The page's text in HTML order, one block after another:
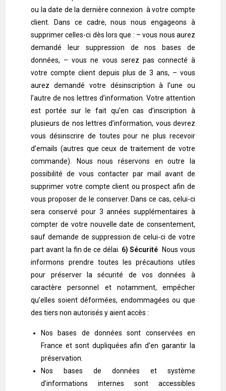
ou la date de la dernière connexion à votre compte
client. Dans ce cadre, nous nous engageons à
supprimer celles-ci dès lors que : – vous nous aurez
demandé leur suppression de nos bases de
données, – vous ne vous serez pas connecté à
votre compte client depuis plus de 3 ans, – vous
aurez demandé votre désinscription à l’une ou
l’autre de nos lettres d’information. Votre attention
est portée sur le fait qu’en cas d’inscription à
plusieurs de nos lettres d’information, vous devrez
vous désinscrire de toutes pour ne plus recevoir
d’emails (autres que ceux de traitement de votre
commande). Nous nous réservons en outre la
possibilité de vous contacter par mail avant de
supprimer votre compte client ou prospect afin de
vous proposer de le conserver. Dans ce cas, celui-ci
sera conservé pour 3 années supplémentaires à
compter de votre nouvelle date de consentement,
sauf demande de suppression de celui-ci de votre
part avant la fin de ce délai. 6) Sécurité
Nous vous
informons prendre toutes les précautions utiles
pour préserver la sécurité de vos données à
caractère personnel et notamment, empêcher
qu’elles soient déformées, endommagées ou que
des tiers non autorisés y aient accès :
Nos bases de données sont conservées en
France et sont dupliquées afin d’en garantir la
préservation.
Nos bases de données et système
d’informations internes sont accessibles